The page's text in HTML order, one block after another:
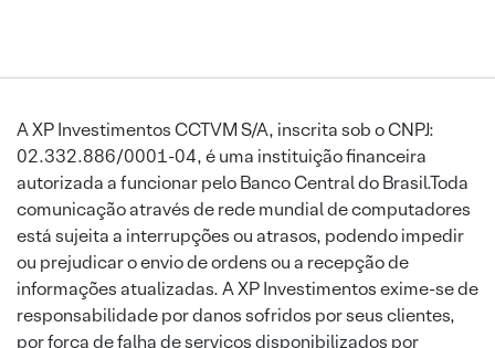
A XP Investimentos CCTVM S/A, inscrita sob o CNPJ:
02.332.886/0001-04, é uma instituição financeira
autorizada a funcionar pelo Banco Central do Brasil.Toda
comunicação através de rede mundial de computadores
está sujeita a interrupções ou atrasos, podendo impedir
ou prejudicar o envio de ordens ou a recepção de
informações atualizadas. A XP Investimentos exime-se de
responsabilidade por danos sofridos por seus clientes,
por força de falha de serviços disponibilizados por